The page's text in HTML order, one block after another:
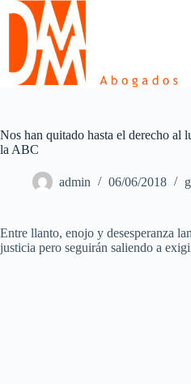
Skip
content
Nos han quitado hasta el derecho al
la ABC
admin 06/06/2018
Entre llanto, enojo y desesperanza
justicia pero seguirán saliendo a